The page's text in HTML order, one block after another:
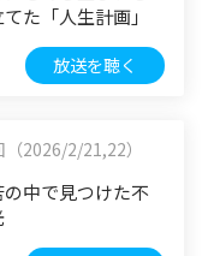
た「人生計画」
放送を聴く
2026/2/21,22）
中で見つけた不